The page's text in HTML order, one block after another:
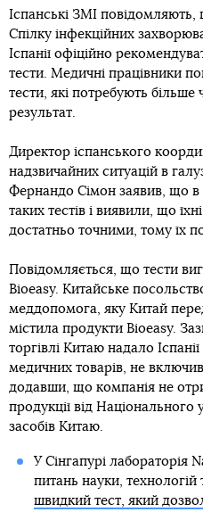
Іспанські ЗМІ
Спілку інфекційних
Іспанії офіційно
тести. Медичні працівники
тести, які потребують
результат.
Директор іспанського
надзвичайних ситуацій в
Фернандо Сімон заявив, що в
таких тестів і виявили, що
достатньо точними, тому їх
Повідомляється, що тести
Bioeasy. Китайське
меддопомога, яку Китай
містила продукти Bioeasy.
торгівлі Китаю надало
медичних товарів, не
додавши, що компанія не
продукції від Національного
засобів Китаю.
У Сінгапурі лабораторія
питань науки, технологій
швидкий тест, який